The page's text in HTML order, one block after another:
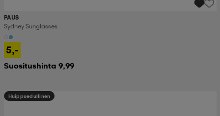
PAUS
Sydney Sunglasses
5,-
Suositushinta 9,99
Huippuedullinen